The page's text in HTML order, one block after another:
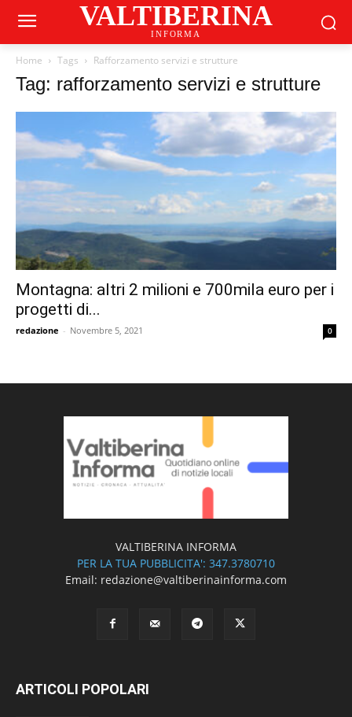
VALTIBERINA
INFORMA
Home Tags Rafforzamento servizi e strutture
Tag: rafforzamento servizi e strutture
Montagna: altri 2 milioni e 700mila euro per i
progetti di...
redazione - Novembre 5, 2021 0
VALTIBERINA INFORMA
PER LA TUA PUBBLICITA': 347.3780710
Email: redazione@valtiberinainforma.com
ARTICOLI POPOLARI